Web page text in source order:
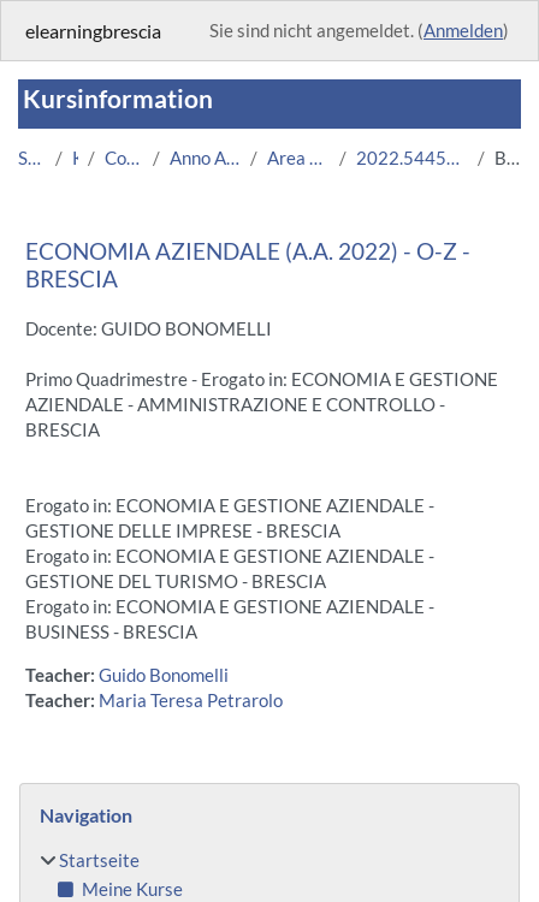
elearningbrescia Sie sind nicht angemeldet. (Anmelden)
Kursinformation
Startseite Kurse Corsi Istituzionali Anno Accademico 2022/2023 Area Economico-Statistica 2022.54451.2019.111.A000007.O-Z_8332 Beschreibung
ECONOMIA AZIENDALE (A.A. 2022) - O-Z -
BRESCIA
Docente: GUIDO BONOMELLI
Primo Quadrimestre - Erogato in: ECONOMIA E GESTIONE
AZIENDALE - AMMINISTRAZIONE E CONTROLLO -
BRESCIA
Erogato in: ECONOMIA E GESTIONE AZIENDALE -
GESTIONE DELLE IMPRESE - BRESCIA
Erogato in: ECONOMIA E GESTIONE AZIENDALE -
GESTIONE DEL TURISMO - BRESCIA
Erogato in: ECONOMIA E GESTIONE AZIENDALE -
BUSINESS - BRESCIA
Teacher: Guido Bonomelli
Teacher: Maria Teresa Petrarolo
Blöcke
Navigation
Startseite
Meine Kurse